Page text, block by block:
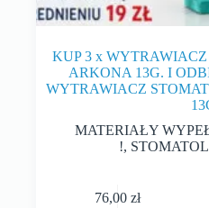
KUP 3 x
ARKONA 13G. I
WYTRAWIACZ
MATERIAŁY
!,
76,00zł